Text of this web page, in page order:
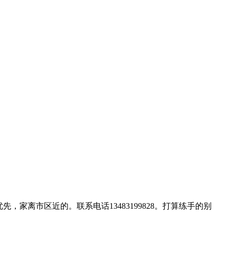
，家离市区近的。联系电话13483199828。打算练手的别